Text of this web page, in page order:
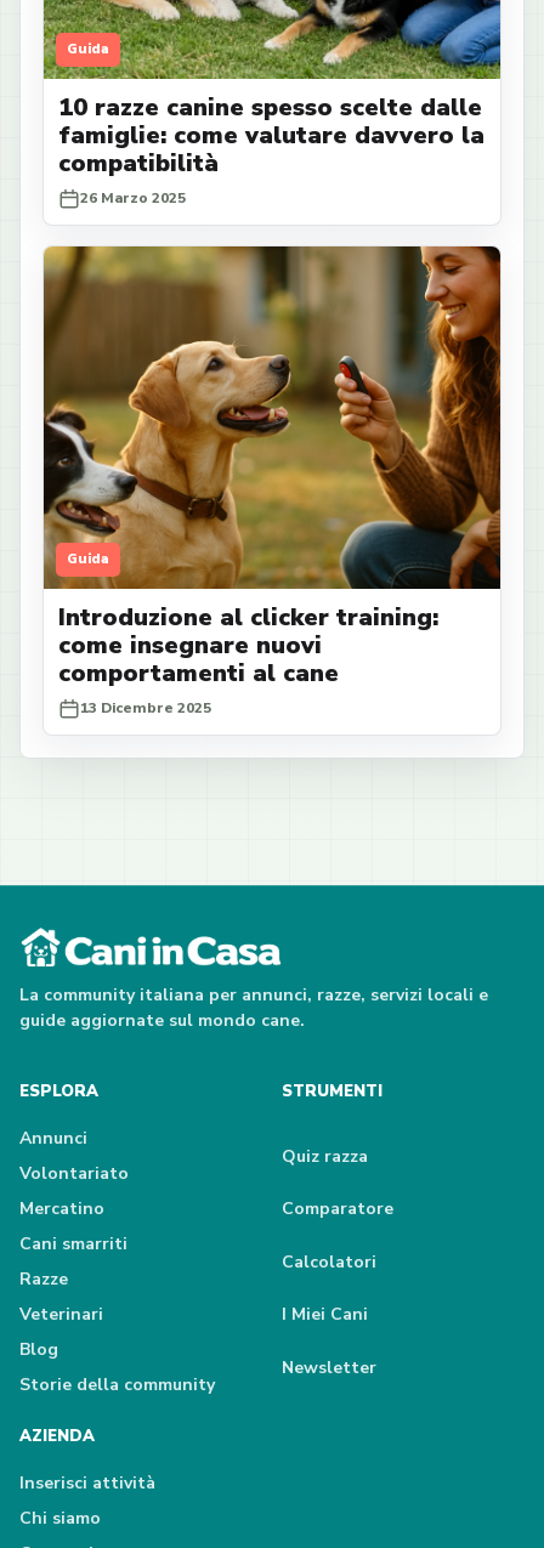
Guida
10 razze canine spesso scelte dalle
famiglie: come valutare davvero la
compatibilità
26 Marzo 2025
Guida
Introduzione al clicker training:
come insegnare nuovi
comportamenti al cane
13 Dicembre 2025
La community italiana per annunci, razze, servizi locali e
guide aggiornate sul mondo cane.
ESPLORA
Annunci
Volontariato
Mercatino
Cani smarriti
Razze
Veterinari
Blog
Storie della community
STRUMENTI
Quiz razza
Comparatore
Calcolatori
I Miei Cani
Newsletter
AZIENDA
Inserisci attività
Chi siamo